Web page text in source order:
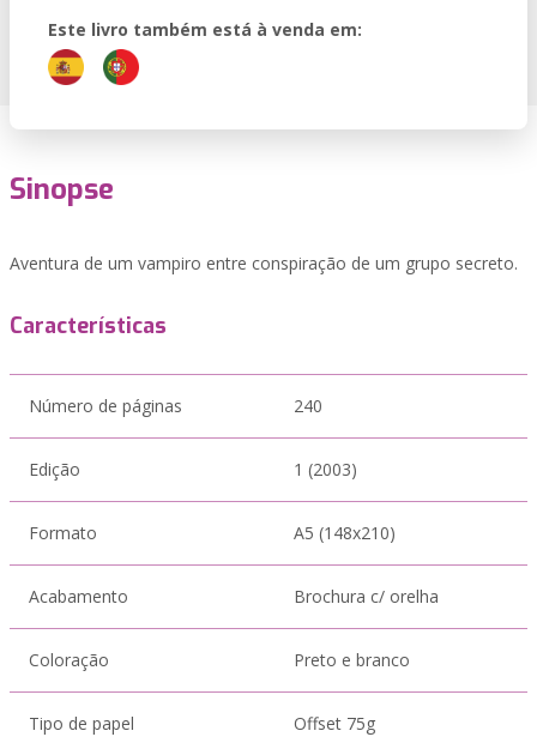
Este livro também está à venda em:
Sinopse
Aventura de um vampiro entre conspiração de um grupo secreto.
Características
Número de páginas 240
Edição 1 (2003)
Formato A5 (148x210)
Acabamento Brochura c/ orelha
Coloração Preto e branco
Tipo de papel Offset 75g